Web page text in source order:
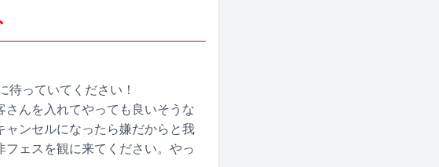
っていてください！
んを入れてやっても良いそうな
ンセルになったら嫌だからと我
ェスを観に来てください。やっ